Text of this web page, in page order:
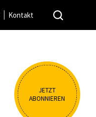
Kontakt
JETZT
ABONNIEREN